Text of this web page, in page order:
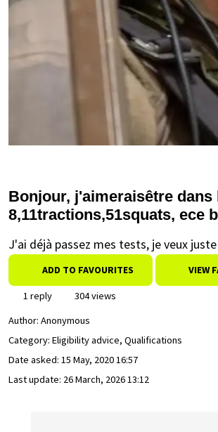
Bonjour, j'aimeraisêtre
8,11tractions,51squats, ece
J'ai déjà passez mes tests, je veux
ADD TO FAVOURITES VIEW
1 reply
304 views
Author: Anonymous
Category: Eligibility advice, Qualifications
Date asked: 15 May, 2020 16:57
Last update: 26 March, 2026 13:12